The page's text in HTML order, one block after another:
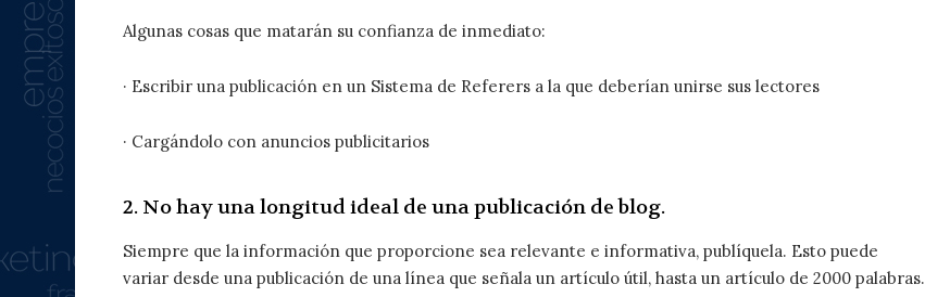
Algunas cosas que matarán su confianza de inmediato:
· Escribir una publicación en un Sistema de Referers a la que deberían unirse sus lectores
· Cargándolo con anuncios publicitarios
2. No hay una longitud ideal de una publicación de blog.
Siempre que la información que proporcione sea relevante e informativa, publíquela. Esto puede
variar desde una publicación de una línea que señala un artículo útil, hasta un artículo de 2000 palabras.